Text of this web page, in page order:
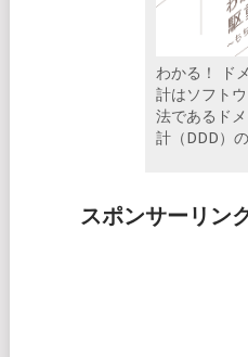
わかる！ ド
計はソフト
法であるド
計（DDD）
スポンサーリン